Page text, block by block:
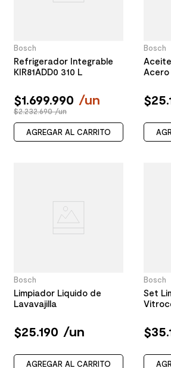
Bosch
Refrigerador Integrable
KIR81ADD0 310 L
$1.699.990 /un
$2.232.690 /un
AGREGAR AL CARRITO
Bosch
Acero
$25.
Bosch
Limpiador Liquido de
Lavavajilla
$25.190 /un
AGREGAR AL CARRITO
Bosch
Set
$35.